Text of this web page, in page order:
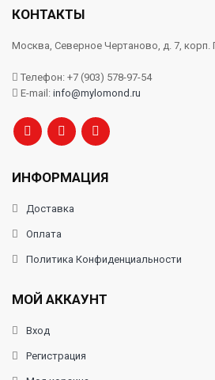
КОНТАКТЫ
Москва, Северное Чертаново, д. 7, корп.
Телефон: +7 (903) 578-97-54
E-mail: info@mylomond.ru
ИНФОРМАЦИЯ
Доставка
Оплата
Политика Конфиденциальности
МОЙ АККАУНТ
Вход
Регистрация